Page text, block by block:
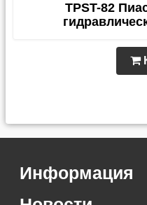
TPST-82
Информация